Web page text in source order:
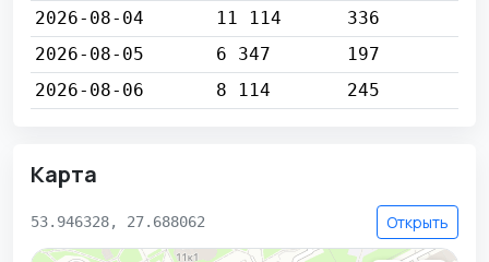
2026-08-04
11 114
336
2026-08-05
6 347
197
2026-08-06
8 114 245
Карта
53.946328, 27.688062 Открыть